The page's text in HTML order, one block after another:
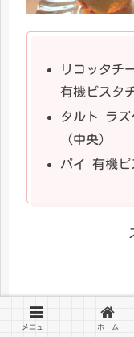
リコッタチ
有機ピスタ
タルト ラズ
（中央）
パイ 有機ピ
メニュー ホーム